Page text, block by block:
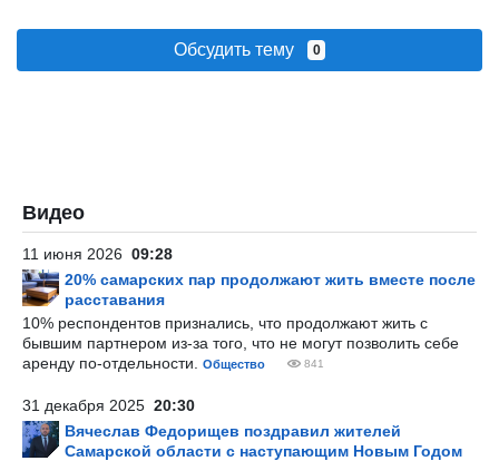
Обсудить тему 0
Видео
11 июня 2026 09:28
20% самарских пар продолжают жить вместе после
расставания
10% респондентов признались, что продолжают жить с
бывшим партнером из-за того, что не могут позволить себе
аренду по-отдельности.
Общество 841
31 декабря 2025 20:30
Вячеслав Федорищев поздравил жителей
Самарской области с наступающим Новым Годом